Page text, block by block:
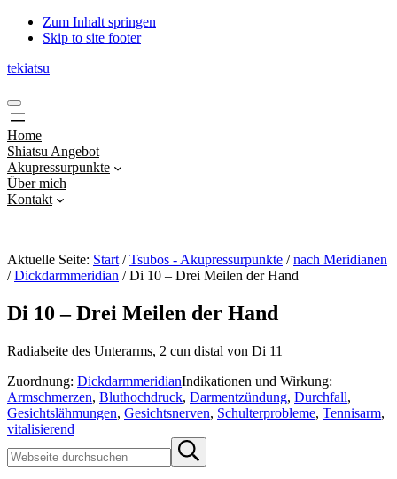
Zum Inhalt springen
Skip to site footer
tekiatsu
Shiatsu
bringt
Energie
in
Fluss...
Menu
Home
Shiatsu Angebot
Akupressurpunkte
Über mich
Kontakt
Aktuelle Seite: Start / Tsubos - Akupressurpunkte / nach Meridianen
/ Dickdarmmeridian /Di 10 – Drei Meilen der Hand
Di 10 – Drei Meilen der Hand
Radialseite des Unterarms, 2 cun distal von Di 11
Zuordnung: DickdarmmeridianIndikationen und Wirkung:
Armschmerzen, Bluthochdruck, Darmentzündung, Durchfall,
Gesichtslähmungen, Gesichtsnerven, Schulterprobleme, Tennisarm,
vitalisierend
Sidebar
durchsuchen
Submit
search